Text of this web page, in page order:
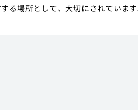
る場所として、大切にされています